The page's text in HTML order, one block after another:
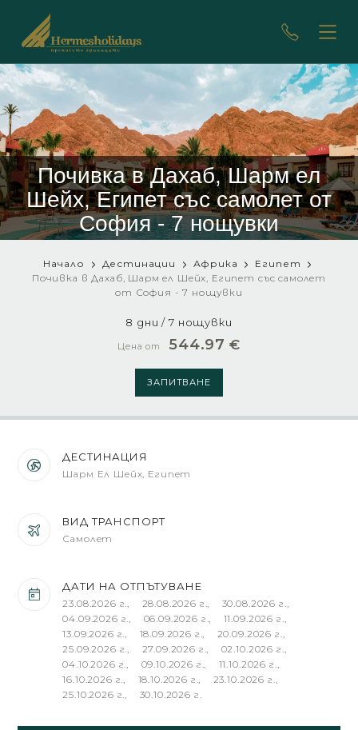
Почивка в Дахаб, Шарм ел
Шейх, Египет със самолет от
София - 7 нощувки
Начало Дестинации Африка
Египет
Почивка в Дахаб, Шарм ел Шейх, Египет със самолет
от София - 7 нощувки
8 дни / 7 нощувки
Цена от 544.97 €
ЗАПИТВАНЕ
ДЕСТИНАЦИЯ
Шарм Ел Шейх, Египет
ВИД ТРАНСПОРТ
Самолет
ДАТИ НА ОТПЪТУВАНЕ
23.08.2026 г., 28.08.2026 г., 30.08.2026 г.,
04.09.2026 г., 06.09.2026 г., 11.09.2026 г.,
13.09.2026 г., 18.09.2026 г., 20.09.2026 г.,
25.09.2026 г., 27.09.2026 г., 02.10.2026 г.,
04.10.2026 г., 09.10.2026 г., 11.10.2026 г.,
16.10.2026 г., 18.10.2026 г., 23.10.2026 г.,
25.10.2026 г., 30.10.2026 г.